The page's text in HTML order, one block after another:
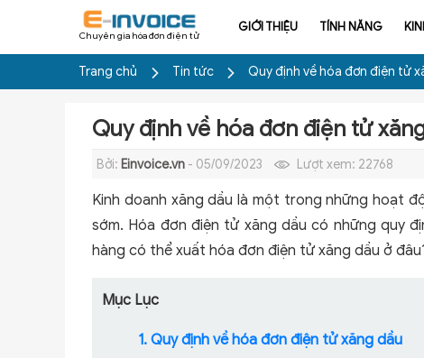
Chuyên gia hóa đơn điện tử
GIỚI THIỆU TÍNH NĂNG
Trang chủ Tin tức Quy định về hóa đơn điện tử
Quy định về hóa đơn điện tử
Bởi: Einvoice.vn - 05/09/2023 Lượt xem: 22768
Kinh doanh xăng dầu là một trong những hoạt
sớm. Hóa đơn điện tử xăng dầu có những quy
hàng có thể xuất hóa đơn điện tử xăng dầu ở
Mục Lục
1. Quy định về hóa đơn điện tử xăng dầu